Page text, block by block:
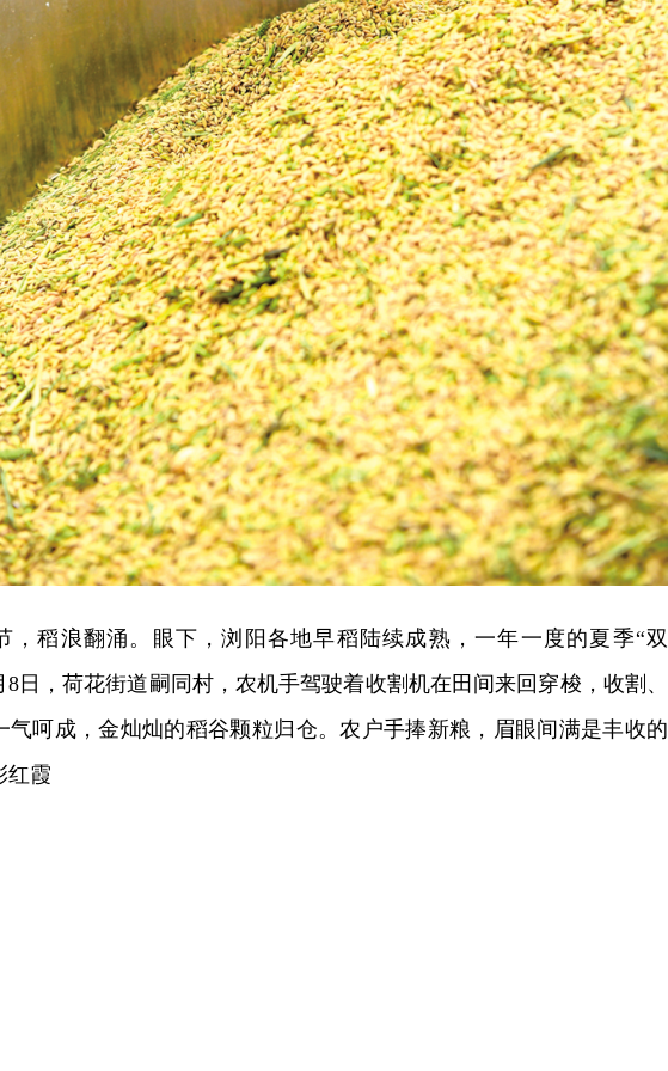
，稻浪翻涌。眼下，浏阳各地早稻陆续成熟，一年一度的夏季“双
8日，荷花街道嗣同村，农机手驾驶着收割机在田间来回穿梭，收割、
气呵成，金灿灿的稻谷颗粒归仓。农户手捧新粮，眉眼间满是丰收的
红霞